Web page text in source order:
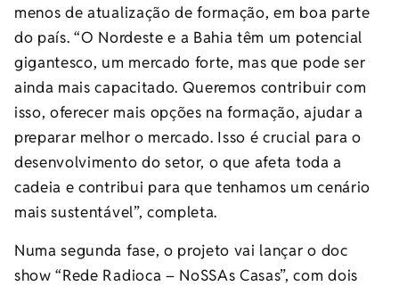
menos de atualização de formação, em boa parte
do país. “O Nordeste e a Bahia têm um potencial
gigantesco, um mercado forte, mas que pode ser
ainda mais capacitado. Queremos contribuir com
isso, oferecer mais opções na formação, ajudar a
preparar melhor o mercado. Isso é crucial para o
desenvolvimento do setor, o que afeta toda a
cadeia e contribui para que tenhamos um cenário
mais sustentável”, completa.
Numa segunda fase, o projeto vai lançar o doc
show “Rede Radioca – NoSSAs Casas”, com dois